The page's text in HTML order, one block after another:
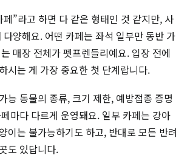
”라고 하면 다 같은 형태인 것 같지만, 사
양해요. 어떤 카페는 좌석 일부만 동반 가
매장 전체가 펫프렌들리예요. 입장 전에
시는 게 가장 중요한 첫 단계랍니다.
능 동물의 종류, 크기 제한, 예방접종 증명
마다 다르게 운영돼요. 일부 카페는 강아
이는 불가능하기도 하고, 반대로 모든 반려
도 있답니다.